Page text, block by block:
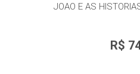
JOAO E AS
R$